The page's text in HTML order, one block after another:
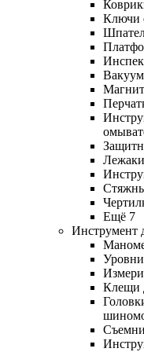
Ключи
Лежаки
Ещё 7
Инструмент
Уровни
Клещи